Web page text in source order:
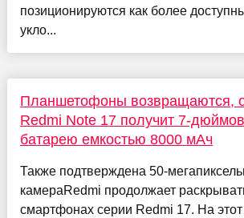
позиционируются как более
укло...
Планшетофоны возвращаются,
Redmi Note 17 получит 7-
батарею емкостью 8000 мАч
Также подтверждена 50-
камераRedmi продолжает
смартфонах серии Redmi 17. На